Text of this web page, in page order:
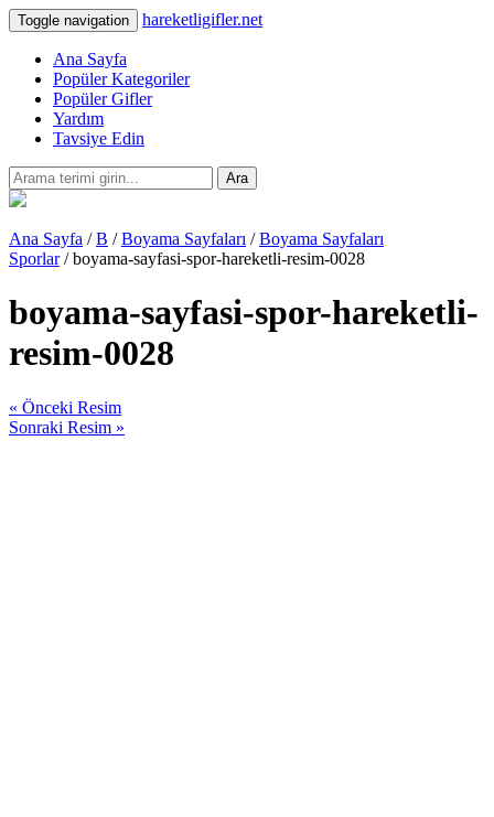
Toggle navigation hareketligifler.net
Ana Sayfa
Popüler Kategoriler
Popüler Gifler
Yardım
Tavsiye Edin
Ara
Ana Sayfa /B /Boyama Sayfaları /Boyama Sayfaları
Sporlar/ boyama-sayfasi-spor-hareketli-resim-0028
boyama-sayfasi-spor-hareketli-
resim-0028
« Önceki Resim
Sonraki Resim »